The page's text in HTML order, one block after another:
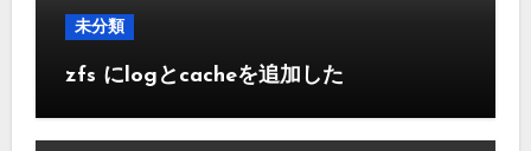
未分類
zfs にlogとcacheを追加した